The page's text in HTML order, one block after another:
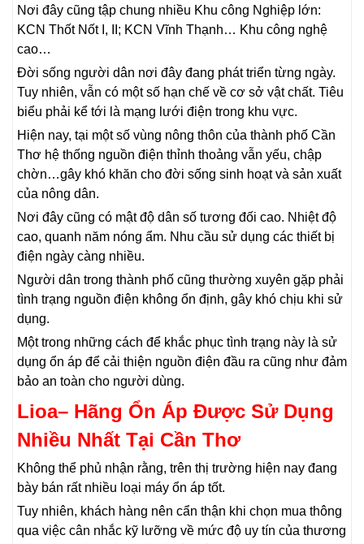
Nơi đây cũng tập chung nhiều Khu công Nghiệp lớn:
KCN Thốt Nốt I, II; KCN Vĩnh Thạnh… Khu công nghệ
cao…
Đời sống người dân nơi đây đang phát triển từng ngày.
Tuy nhiên, vẫn có một số hạn chế về cơ sở vật chất. Tiêu
biểu phải kể tới là mạng lưới điện trong khu vực.
Hiện nay, tại một số vùng nông thôn của thành phố Cần
Thơ hệ thống nguồn điện thỉnh thoảng vẫn yếu, chập
chờn…gây khó khăn cho đời sống sinh hoạt và sản xuất
của nông dân.
Nơi đây cũng có mật độ dân số tương đối cao. Nhiệt độ
cao, quanh năm nóng ẩm. Nhu cầu sử dụng các thiết bị
điện ngày càng nhiều.
Người dân trong thành phố cũng thường xuyên gặp phải
tình trạng nguồn điện không ổn định, gây khó chịu khi sử
dụng.
Một trong những cách để khắc phục tình trạng này là sử
dụng ổn áp để cải thiện nguồn điện đầu ra cũng như đảm
bảo an toàn cho người dùng.
Lioa– Hãng Ổn Áp Được Sử Dụng
Nhiều Nhất Tại Cần Thơ
Không thể phủ nhận rằng, trên thị trường hiện nay đang
bày bán rất nhiều loại máy ổn áp tốt.
Tuy nhiên, khách hàng nên cẩn thận khi chọn mua thông
qua việc cân nhắc kỹ lưỡng về mức độ uy tín của thương